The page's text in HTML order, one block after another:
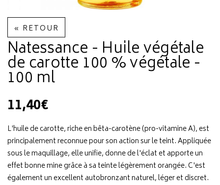
« RETOUR
Natessance - Huile végétale
de carotte 100 % végétale -
100 ml
11,40€
L'huile de carotte, riche en bêta-carotène (pro-vitamine A), est
principalement reconnue pour son action sur le teint. Appliquée
sous le maquillage, elle unifie, donne de l'éclat et apporte un
effet bonne mine grâce à sa teinte légèrement orangée. C'est
également un excellent autobronzant naturel, léger et discret.